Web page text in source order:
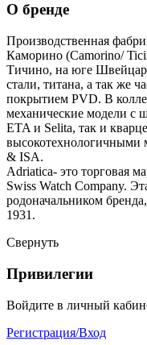
О бренде
Производственная
Каморино (Camorino/
Тичино, на юге
стали, титана, а так же
покрытием PVD. В
механические модели с
ETA и Selita, так и
высокотехнологичными
& ISA.
Adriatica- это торговая
Swiss Watch Company.
родоначальником
1931.
Свернуть
Привилегии
Войдите в личный
Регистрация/Вход